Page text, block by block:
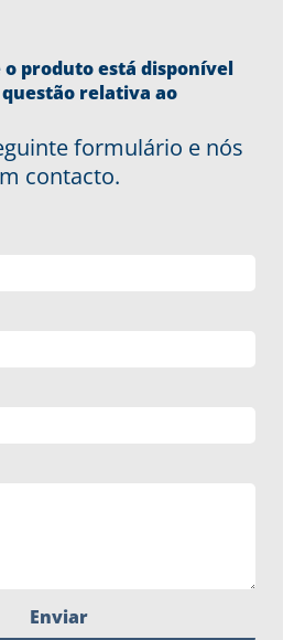
o produto está disponível
relativa ao
formulário e nós
contacto.
Enviar